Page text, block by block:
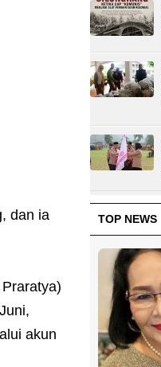
dan ia
akun
TOP NEWS